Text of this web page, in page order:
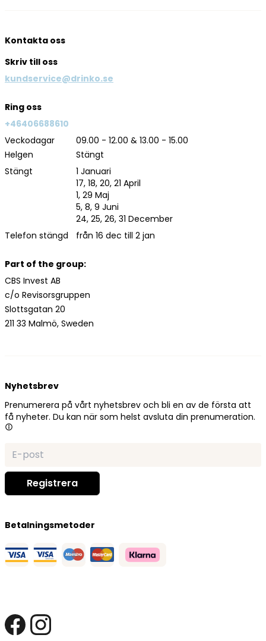
Kontakta oss
Skriv till oss
kundservice@drinko.se
Ring oss
+46406688610
Veckodagar
09.00 - 12.00 & 13.00 - 15.00
Helgen
Stängt
Stängt
Telefon stängd
1 Januari
17, 18, 20, 21 April
1, 29 Maj
5, 8, 9 Juni
24, 25, 26, 31 December
från 16 dec till 2 jan
Part of the group:
CBS Invest AB
c/o Revisorsgruppen
Slottsgatan 20
211 33 Malmö, Sweden
Nyhetsbrev
Prenumerera på vårt nyhetsbrev och bli en av de första att
få nyheter. Du kan när som helst avsluta din prenumeration.
Betalningsmetoder